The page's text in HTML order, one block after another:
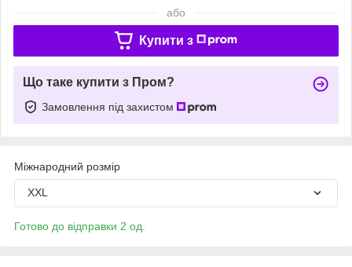
або
Купити з
Що таке купити з Пром?
Замовлення під захистом
Міжнародний розмір
XXL
Готово до відправки 2 од.